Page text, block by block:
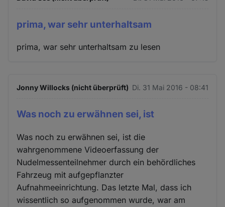
prima, war sehr unterhaltsam
prima, war sehr unterhaltsam zu lesen
Jonny Willocks (nicht überprüft) Di. 31 Mai 2016 - 08:41
Was noch zu erwähnen sei, ist
Was noch zu erwähnen sei, ist die
wahrgenommene Videoerfassung der
Nudelmessenteilnehmer durch ein behördliches
Fahrzeug mit aufgepflanzter
Aufnahmeeinrichtung. Das letzte Mal, dass ich
wissentlich so aufgenommen wurde, war am
Cookies